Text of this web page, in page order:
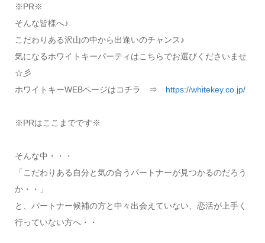
※PR※
そんな皆様へ♪
こだわりある沢山の中から出逢いのチャンス♪
気になるホワイトキーパーティはこちらでお選びくださいませ
☆彡
ホワイトキーWEBページはコチラ ⇒ https://whitekey.co.jp/
※PRはここまでです※
そんな中・・・
「こだわりある自分と気の合うパートナーが見つかるのだろう
か・・」
と、パートナー候補の方と中々出会えていない、恋活が上手く
行っていない方へ・・